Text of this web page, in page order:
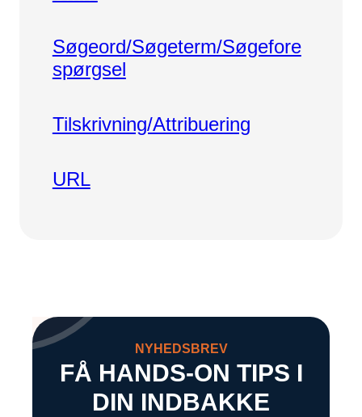
Søgeord/Søgeterm/Søgefore
Spørgsel
Tilskrivning/Attribuering
URL
NYHEDSBREV
FÅ HANDS-ON TIPS I
DIN INDBAKKE